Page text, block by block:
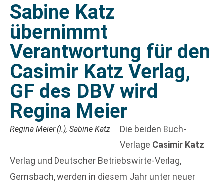
Sabine Katz
übernimmt
Verantwortung für den
Casimir Katz Verlag,
GF des DBV wird
Regina Meier
Regina Meier (l.), Sabine Katz
Die beiden Buch-
Verlage Casimir Katz
Verlag und Deutscher Betriebswirte-Verlag,
Gernsbach, werden in diesem Jahr unter neuer